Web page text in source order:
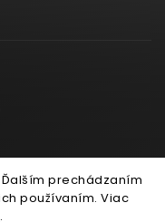
prechádzaním
používaním. Viac
.